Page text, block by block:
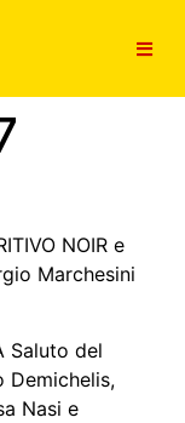
NOIR e
Marchesini
Saluto del
Demichelis,
Nasi e